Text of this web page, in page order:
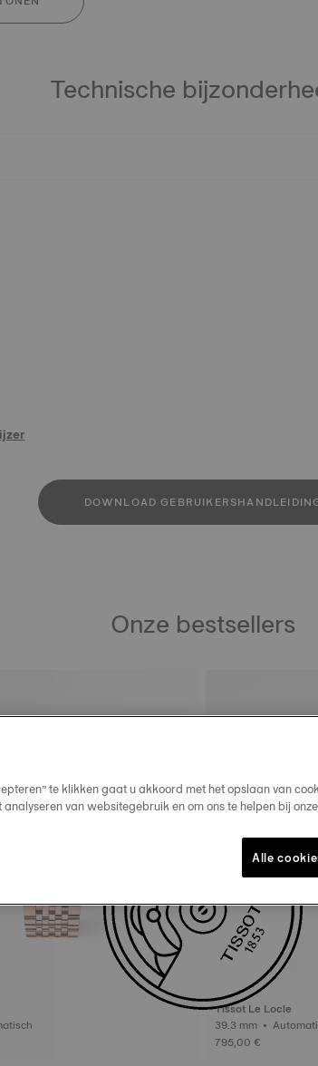
Technische
DOWNLOAD
Onze bestsellers
Tissot Le Locle
39.3 mm •
795,00 €
te klikken gaat u akkoord met het opslaan van
van websitegebruik en om ons te helpen bij
Alle